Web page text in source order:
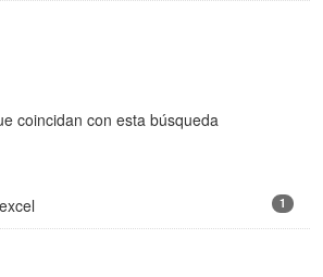
coincidan con esta búsqueda
1